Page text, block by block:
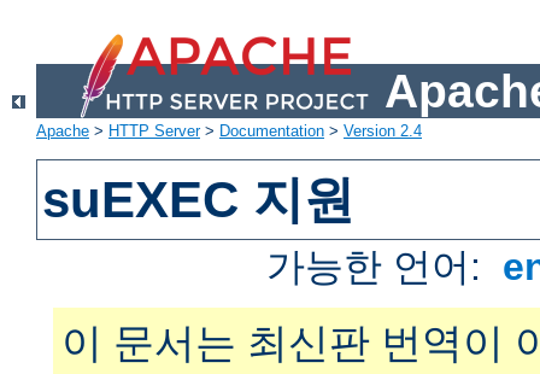
Apache > HTTP Server> Documentation > Version 2.4
suEXEC 지원
가능한 언어:
이 문서는 최신판 번역이